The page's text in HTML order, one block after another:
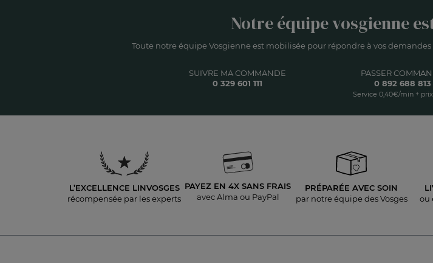
Notre équipe vosgienne
Toute notre équipe Vosgienne est mobilisée pour répondre à vos
SUIVRE MA COMMANDE
0 329 601 111
PASSER
0 892 688 813
Service 0,40€/min +
L’EXCELLENCE LINVOSGES
récompensée par les experts
PAYEZ EN 4X SANS FRAIS
avec Alma ou PayPal
PRÉPARÉE AVEC SOIN
par notre équipe des Vosges
ou